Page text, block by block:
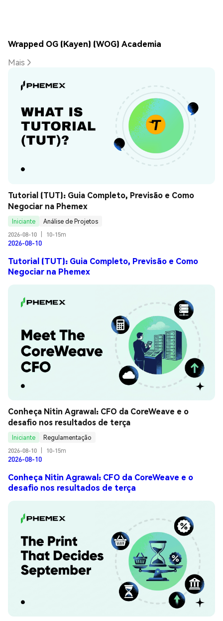
Wrapped OG (Kayen) (WOG) Academia
Mais
Tutorial (TUT): Guia Completo, Previsão e Como
Negociar na Phemex
Iniciante
Análise de Projetos
2026-08-10
10-15m
2026-08-10
Tutorial (TUT): Guia Completo, Previsão e Como
Negociar na Phemex
Conheça Nitin Agrawal: CFO da CoreWeave e o
desafio nos resultados de terça
Iniciante
Regulamentação
2026-08-10
10-15m
2026-08-10
Conheça Nitin Agrawal: CFO da CoreWeave e o
desafio nos resultados de terça